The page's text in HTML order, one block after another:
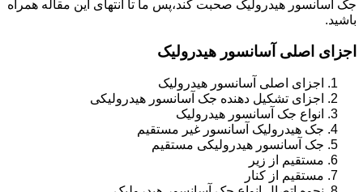
جک آسانسور هیدرولیک صحبت کند،پس ما تا انتهای این مقاله همراه
باشید.
اجزای اصلی آسانسور هیدرولیک
اجزای اصلی آسانسور هیدرولیک
اجزای تشکیل دهنده جک آسانسور هیدرولیکی
انواع جک آسانسور هیدرولیک
جک هیدرولیک آسانسور غیر مستقیم
جک آسانسور هیدرولیکی مستقیم
مستقیم از زیر
مستقیم از کنار